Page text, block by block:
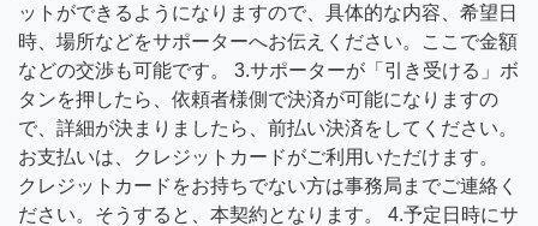
ットができるようになりますので、具体的な内容、希望日
時、場所などをサポーターへお伝えください。ここで金額
などの交渉も可能です。 3.サポーターが「引き受ける」ボ
タンを押したら、依頼者様側で決済が可能になりますの
で、詳細が決まりましたら、前払い決済をしてください。
お支払いは、クレジットカードがご利用いただけます。
クレジットカードをお持ちでない方は事務局までご連絡く
ださい。そうすると、本契約となります。 4.予定日時にサ